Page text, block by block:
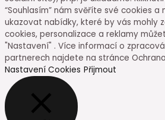
“Souhlasím” nám svěříte své cookies
ukazovat nabídky, které by vás mohly
cookies, personalizace a reklamy
"Nastavení" . Více informací o
partnerech najdete na stránce
Nastavení Cookies Přijmout